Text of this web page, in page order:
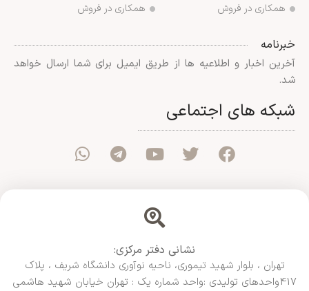
همکاری در فروش همکاری در فروش
خبرنامه
آخرین اخبار و اطلاعیه ها از طریق ایمیل برای شما ارسال خواهد
شد.
شبکه های اجتماعی
نشانی دفتر مرکزی:
تهران ، بلوار شهید تیموری، ناحیه نوآوری دانشگاه شریف ، پلاک
417واحدهای تولیدی :واحد شماره یک : تهران خیابان شهید هاشمی